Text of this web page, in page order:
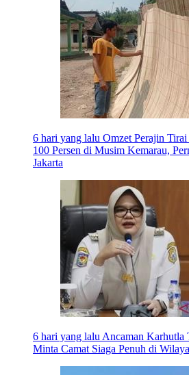
6 hari yang lalu Omzet Perajin
100 Persen di Musim Kemarau,
Jakarta
6 hari yang lalu Ancaman Karhutla
Minta Camat Siaga Penuh di